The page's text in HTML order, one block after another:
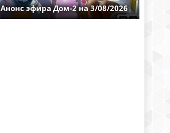
Анонс эфира Дом-2 на 3/08/2026